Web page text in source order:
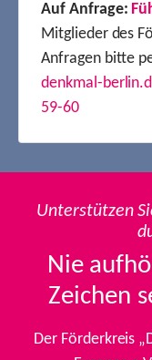
Auf Anfrage:
Mitglieder des
Anfragen bitte
denkmal-
59-60
Unterstützen
Nie
Zeichen
Der Förderkreis